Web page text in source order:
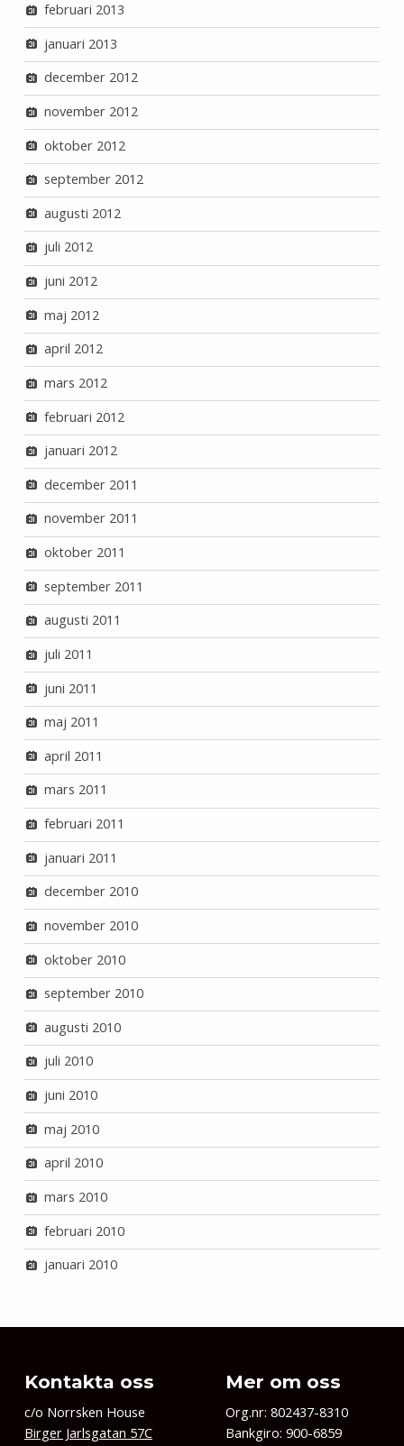
februari 2013
januari 2013
december 2012
november 2012
oktober 2012
september 2012
augusti 2012
juli 2012
juni 2012
maj 2012
april 2012
mars 2012
februari 2012
januari 2012
december 2011
november 2011
oktober 2011
september 2011
augusti 2011
juli 2011
juni 2011
maj 2011
april 2011
mars 2011
februari 2011
januari 2011
december 2010
november 2010
oktober 2010
september 2010
augusti 2010
juli 2010
juni 2010
maj 2010
april 2010
mars 2010
februari 2010
januari 2010
Kontakta oss
c/o Norrsken House
Birger Jarlsgatan 57C
Mer om oss
Org.nr: 802437-8310
Bankgiro: 900-6859